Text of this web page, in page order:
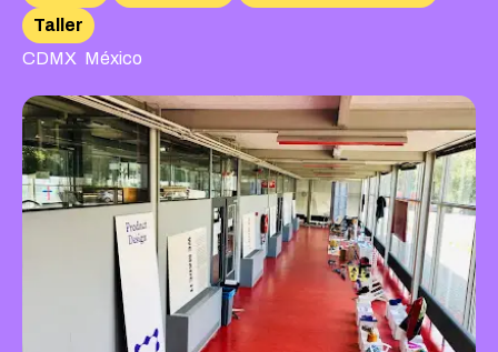
Taller
CDMX México